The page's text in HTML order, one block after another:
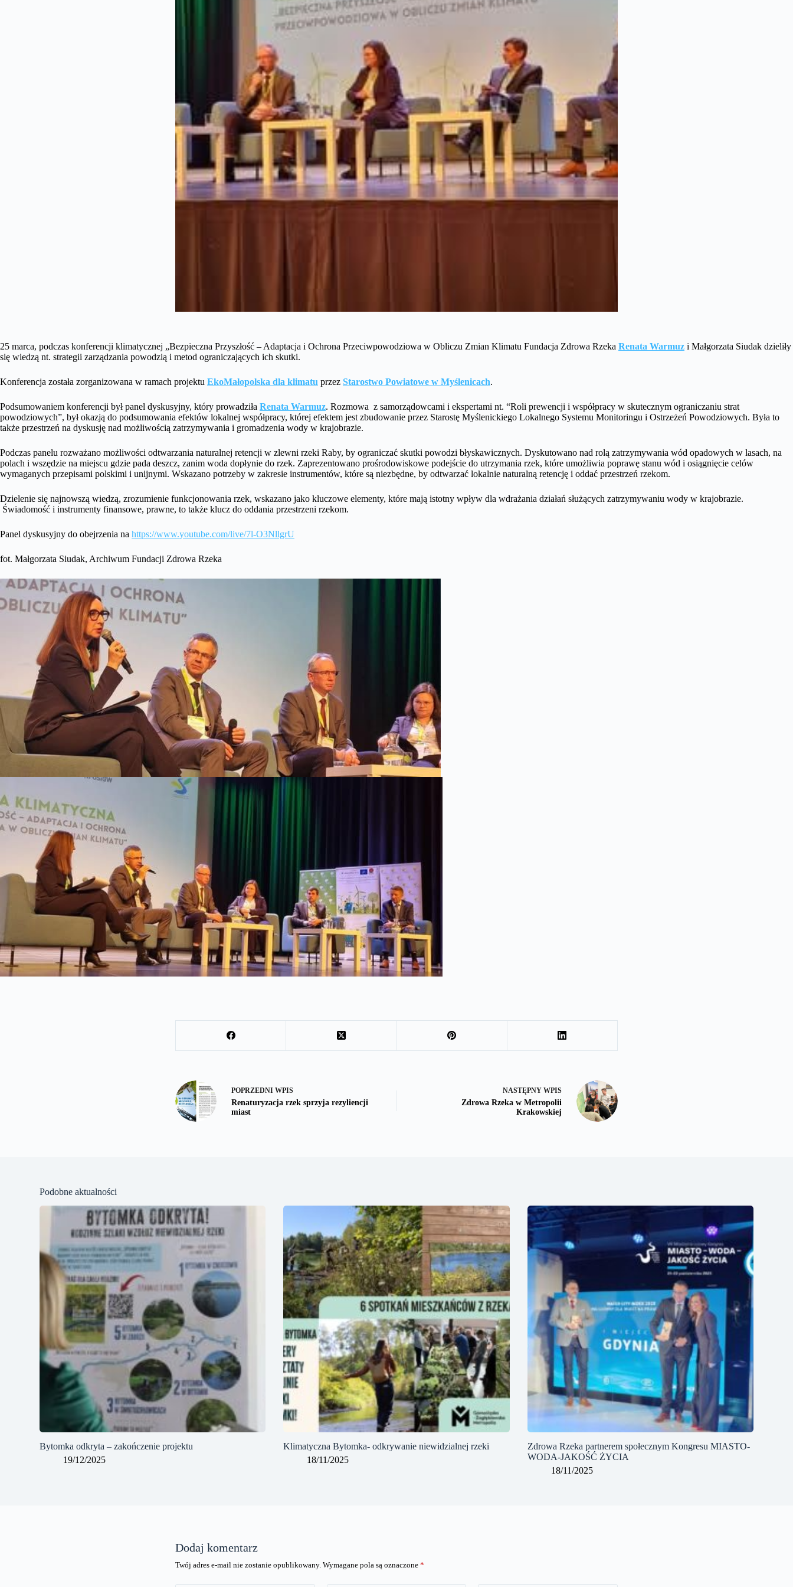
25 marca, podczas konferencji klimatycznej „Bezpieczna Przyszłość – Adaptacja i Ochrona Przeciwpowodziowa w Obliczu Zmian Klimatu Fundacja Zdrowa Rzeka Renata Warmuz i Małgorzata Siudak dzieliły
się wiedzą nt. strategii zarządzania powodzią i metod ograniczających ich skutki.
Konferencja została zorganizowana w ramach projektu EkoMałopolska dla klimatu przez Starostwo Powiatowe w Myślenicach.
Podsumowaniem konferencji był panel dyskusyjny, który prowadziła Renata Warmuz. Rozmowa z samorządowcami i ekspertami nt. “Roli prewencji i współpracy w skutecznym ograniczaniu strat
powodziowych”, był okazją do podsumowania efektów lokalnej współpracy, której efektem jest zbudowanie przez Starostę Myślenickiego Lokalnego Systemu Monitoringu i Ostrzeżeń Powodziowych. Była to
także przestrzeń na dyskusję nad możliwością zatrzymywania i gromadzenia wody w krajobrazie.
Podczas panelu rozważano możliwości odtwarzania naturalnej retencji w zlewni rzeki Raby, by ograniczać skutki powodzi błyskawicznych. Dyskutowano nad rolą zatrzymywania wód opadowych w lasach, na
polach i wszędzie na miejscu gdzie pada deszcz, zanim woda dopłynie do rzek. Zaprezentowano prośrodowiskowe podejście do utrzymania rzek, które umożliwia poprawę stanu wód i osiągnięcie celów
wymaganych przepisami polskimi i unijnymi. Wskazano potrzeby w zakresie instrumentów, które są niezbędne, by odtwarzać lokalnie naturalną retencję i oddać przestrzeń rzekom.
Dzielenie się najnowszą wiedzą, zrozumienie funkcjonowania rzek, wskazano jako kluczowe elementy, które mają istotny wpływ dla wdrażania działań służących zatrzymywaniu wody w krajobrazie.
Świadomość i instrumenty finansowe, prawne, to także klucz do oddania przestrzeni rzekom.
Panel dyskusyjny do obejrzenia na https://www.youtube.com/live/7l-O3NllgrU
fot. Małgorzata Siudak, Archiwum Fundacji Zdrowa Rzeka
POPRZEDNI WPIS
Renaturyzacja rzek sprzyja rezyliencji
miast
NASTĘPNY WPIS
Zdrowa Rzeka w Metropolii
Krakowskiej
Podobne aktualności
Bytomka odkryta – zakończenie projektu
19/12/2025
Klimatyczna Bytomka- odkrywanie niewidzialnej rzeki
18/11/2025
Zdrowa Rzeka partnerem społecznym Kongresu MIASTO-
WODA-JAKOŚĆ ŻYCIA
18/11/2025
Dodaj komentarz
Twój adres e-mail nie zostanie opublikowany. Wymagane pola są oznaczone *